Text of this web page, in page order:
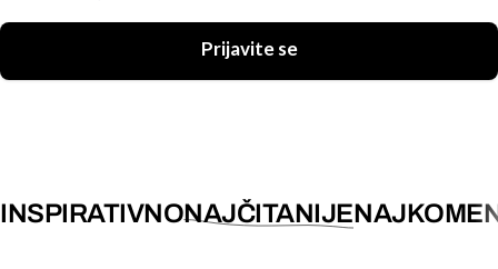
Prijavite se
INSPIRATIVNONAJČITANIJE